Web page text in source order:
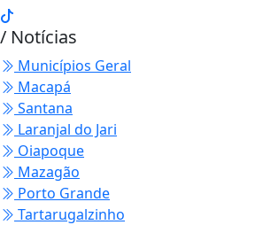
/ Notícias
Municípios Geral
Macapá
Santana
Laranjal do Jari
Oiapoque
Mazagão
Porto Grande
Tartarugalzinho